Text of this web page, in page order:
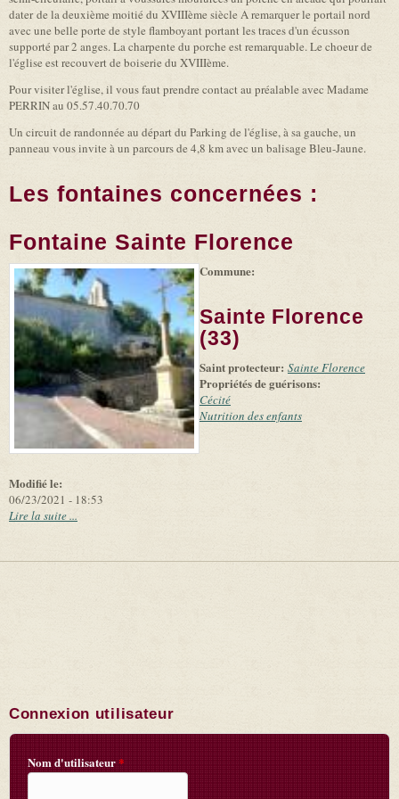
dater de la deuxième moitié du XVIIIème siècle A remarquer le portail nord
avec une belle porte de style flamboyant portant les traces d'un écusson
supporté par 2 anges. La charpente du porche est remarquable. Le choeur de
l'église est recouvert de boiserie du XVIIIème.
Pour visiter l'église, il vous faut prendre contact au préalable avec Madame
PERRIN au 05.57.40.70.70
Un circuit de randonnée au départ du Parking de l'église, à sa gauche, un
panneau vous invite à un parcours de 4,8 km avec un balisage Bleu-Jaune.
Les fontaines concernées :
Fontaine Sainte Florence
-
Leaflet (link is
|
Tiles
(link is
external)
©
Microsoft
and
suppliers
Modifié le:
06/23/2021 - 18:53
Commune:
Sainte Florence
(33)
Saint protecteur: Sainte Florence
Propriétés de guérisons:
Cécité
Nutrition des enfants
Lire la suite ...
Connexion utilisateur
Nom d'utilisateur*